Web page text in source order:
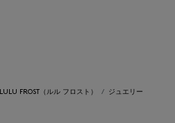
LULU FROST（ルル フロスト） ジュエリー